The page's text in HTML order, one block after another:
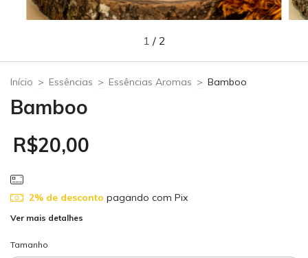
1 / 2
Início > Essências > Essências Aromas > Bamboo
Bamboo
R$20,00
2% de desconto pagando com Pix
Ver mais detalhes
Tamanho